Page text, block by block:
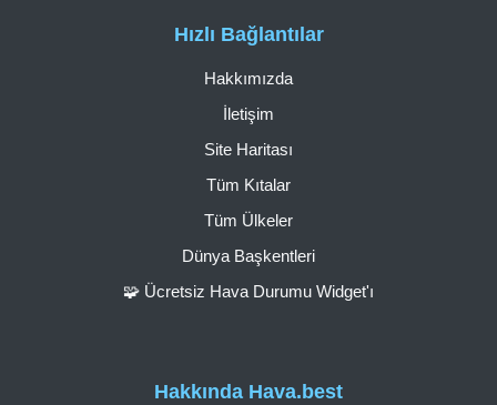
Hakkında Hava.best
Hızlı Bağlantılar
Hakkımızda
İletişim
Site Haritası
Tüm Kıtalar
Tüm Ülkeler
Dünya Başkentleri
🧩 Ücretsiz Hava Durumu Widget'ı